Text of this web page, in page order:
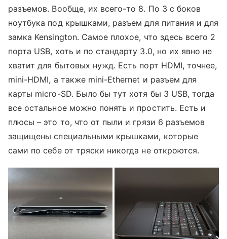
разъемов. Вообще, их всего-то 8. По 3 с боков
ноутбука под крышками, разъем для питания и для
замка Kensington. Самое плохое, что здесь всего 2
порта USB, хоть и по стандарту 3.0, но их явно не
хватит для бытовых нужд. Есть порт HDMI, точнее,
mini-HDMI, а также mini-Ethernet и разъем для
карты micro-SD. Было бы тут хотя бы 3 USB, тогда
все остальное можно понять и простить. Есть и
плюсы – это то, что от пыли и грязи 6 разъемов
защищены специальными крышками, которые
сами по себе от тряски никогда не откроются.